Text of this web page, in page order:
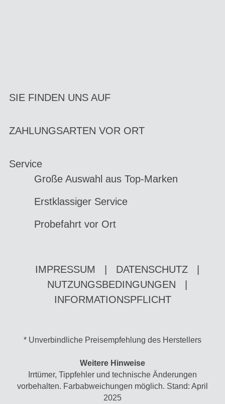
SIE FINDEN UNS AUF
ZAHLUNGSARTEN VOR ORT
Service
Große Auswahl aus Top-Marken
Erstklassiger Service
Probefahrt vor Ort
IMPRESSUM DATENSCHUTZ
NUTZUNGSBEDINGUNGEN
INFORMATIONSPFLICHT
* Unverbindliche Preisempfehlung des Herstellers
Weitere Hinweise
Irrtümer, Tippfehler und technische Änderungen
vorbehalten. Farbabweichungen möglich. Stand: April
2025